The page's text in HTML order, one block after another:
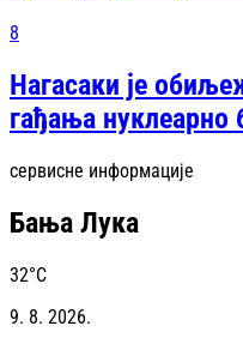
8
Нагасаки је
гађања
сервисне информације
Бања Лука
32°C
9. 8. 2026.